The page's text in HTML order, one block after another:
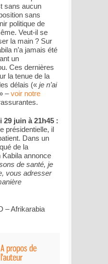
sans aucun
sans
politique de
Veut-il se
la main ? Sur
n’a jamais été
un
Ces dernières
la tenue de la
délais (« je n’ai
–voir notre
29 juin à 21h45 :
présidentielle, il
Dans un
de la
annonce
de santé, je
vous adresser
– Afrikarabia